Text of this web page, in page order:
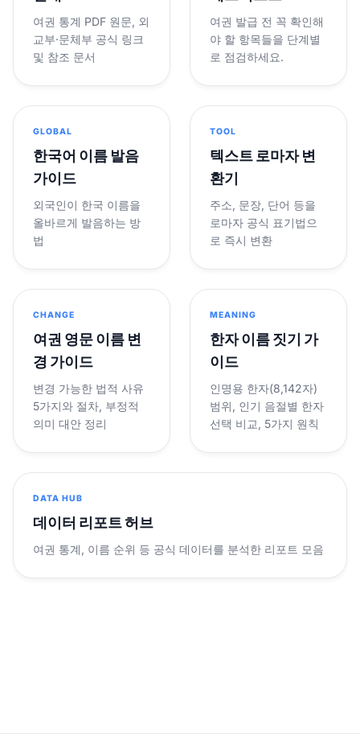
여권 통계 PDF 원문, 외
교부·문체부 공식 링크
및 참조 문서
여권 발급 전 꼭 확인해
야 할 항목들을 단계별
로 점검하세요.
GLOBAL
한국어 이름 발음
가이드
외국인이 한국 이름을
올바르게 발음하는 방
법
TOOL
텍스트 로마자 변
환기
주소, 문장, 단어 등을
로마자 공식 표기법으
로 즉시 변환
CHANGE
여권 영문 이름 변
경 가이드
변경 가능한 법적 사유
5가지와 절차, 부정적
의미 대안 정리
MEANING
한자 이름 짓기 가
이드
인명용 한자(8,142자)
범위, 인기 음절별 한자
선택 비교, 5가지 원칙
DATA HUB
데이터 리포트 허브
여권 통계, 이름 순위 등 공식 데이터를 분석한 리포트 모음